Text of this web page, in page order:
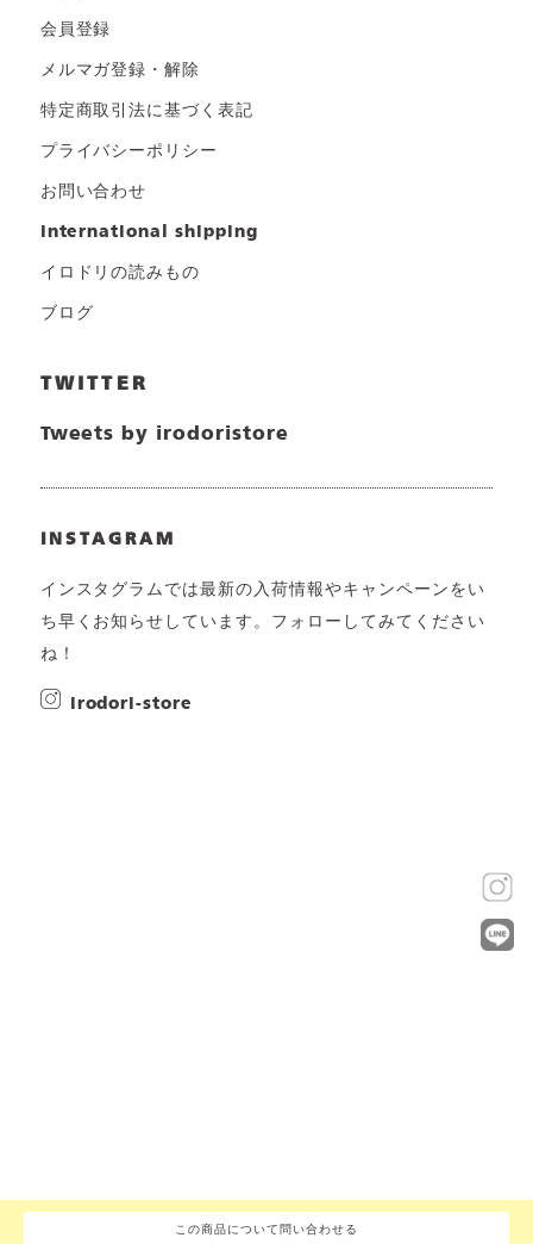
この商品について問い合わせる
会員登録
メルマガ登録・解除
特定商取引法に基づく表記
プライバシーポリシー
お問い合わせ
international shipping
イロドリの読みもの
ブログ
TWITTER
Tweets by irodoristore
INSTAGRAM
インスタグラムでは最新の入荷情報やキャンペーンをい
ち早くお知らせしています。フォローしてみてください
ね！
irodori-store